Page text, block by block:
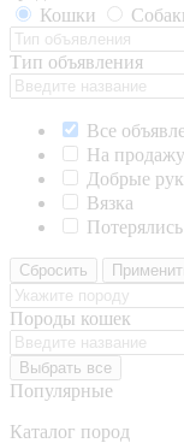
Кошки
Тип объявления
Все
На
Добрые
Вязка
Сбросить
Породы кошек
Выбрать все
Популярные
Каталог пород